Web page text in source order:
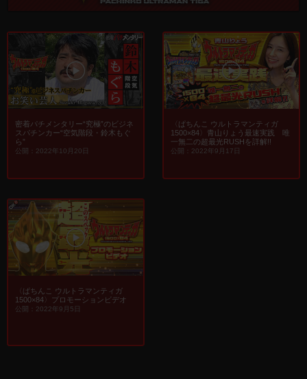
密着パチメンタリー“究極”のビジネ
スパチンカー“空気階段・鈴木もぐ
ら”
公開：2022年10月20日
〈ぱちんこ ウルトラマンティガ
1500×84〉青山りょう最速実践 唯
一無二の超最光RUSHを詳解!!
公開：2022年9月17日
〈ぱちんこ ウルトラマンティガ
1500×84〉プロモーションビデオ
公開：2022年9月5日